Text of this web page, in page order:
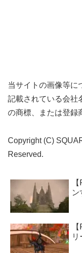
当サイトの画像等に
記載されている会社
の商標、または登録
Copyright (C)
Reserved.
ン